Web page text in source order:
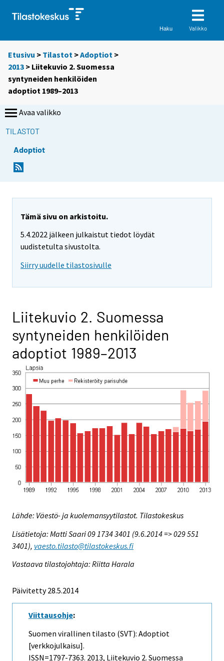
Haku Valikko
Etusivu > Tilastot >Adoptiot >
2013 > Liitekuvio 2. Suomessa
syntyneiden henkilöiden
adoptiot 1989–2013
Avaa valikko
TILASTOT
Adoptiot
Tämä sivu on arkistoitu.
5.4.2022 jälkeen julkaistut tiedot löydät
uudistetulta sivustolta.
Siirry uudelle tilastosivulle
Liitekuvio 2. Suomessa
syntyneiden henkilöiden
adoptiot 1989–2013
Lähde: Väestö- ja kuolemansyytilastot. Tilastokeskus
Lisätietoja: Matti Saari 09 1734 3401 (9.6.2014 => 029 551
3401), vaesto.tilasto@tilastokeskus.fi
Vastaava tilastojohtaja: Riitta Harala
Päivitetty 28.5.2014
Viittausohje:
Suomen virallinen tilasto (SVT): Adoptiot
[verkkojulkaisu].
ISSN=1797-7363. 2013, Liitekuvio 2. Suomessa